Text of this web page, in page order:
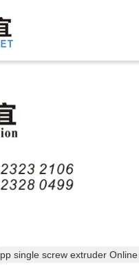
pp single screw extruder